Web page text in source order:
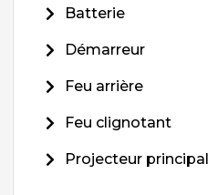
Batterie
Démarreur
Feu arrière
Feu clignotant
Projecteur principal